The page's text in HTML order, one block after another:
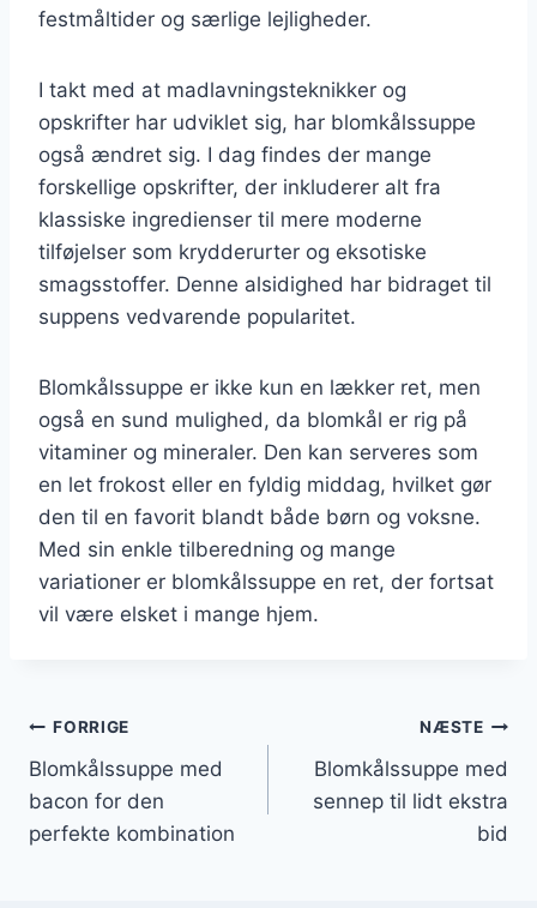
festmåltider og særlige lejligheder.
I takt med at madlavningsteknikker og
opskrifter har udviklet sig, har blomkålssuppe
også ændret sig. I dag findes der mange
forskellige opskrifter, der inkluderer alt fra
klassiske ingredienser til mere moderne
tilføjelser som krydderurter og eksotiske
smagsstoffer. Denne alsidighed har bidraget til
suppens vedvarende popularitet.
Blomkålssuppe er ikke kun en lækker ret, men
også en sund mulighed, da blomkål er rig på
vitaminer og mineraler. Den kan serveres som
en let frokost eller en fyldig middag, hvilket gør
den til en favorit blandt både børn og voksne.
Med sin enkle tilberedning og mange
variationer er blomkålssuppe en ret, der fortsat
vil være elsket i mange hjem.
Indlægsnavigation
FORRIGE
Blomkålssuppe med
bacon for den
perfekte kombination
NÆSTE
Blomkålssuppe med
sennep til lidt ekstra
bid